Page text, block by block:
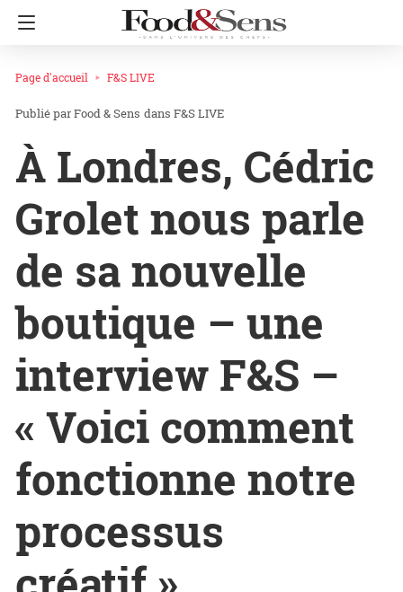
Page d'accueil F&S LIVE
Food & Sens dans F&S LIVE
À Londres, Cédric
Grolet nous parle
de sa nouvelle
boutique – une
interview F&S –
« Voici comment
fonctionne notre
processus